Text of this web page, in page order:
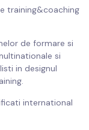
training&coaching
de formare si
si
in designul
international